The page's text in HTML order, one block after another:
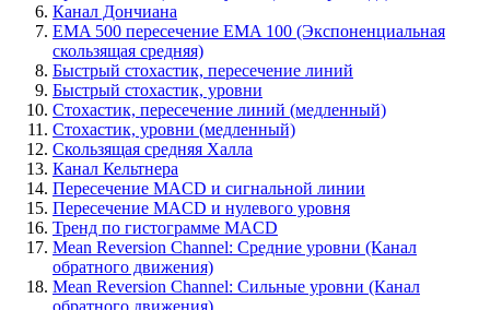
Канал Дончиана
EMA 500 пересечение EMA 100 (Экспоненциальная
скользящая средняя)
Быстрый стохастик, пересечение линий
Быстрый стохастик, уровни
Стохастик, пересечение линий (медленный)
Стохастик, уровни (медленный)
Скользящая средняя Халла
Канал Кельтнера
Пересечение MACD и сигнальной линии
Пересечение MACD и нулевого уровня
Тренд по гистограмме MACD
Mean Reversion Channel: Средние уровни (Канал
обратного движения)
Mean Reversion Channel: Сильные уровни (Канал